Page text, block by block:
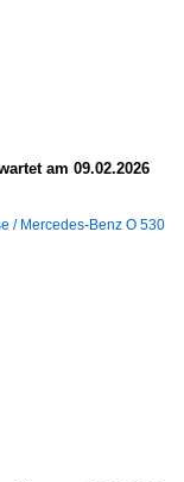
am 09.02.2026
/ Mercedes-Benz O 530